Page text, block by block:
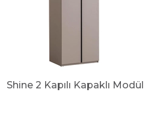
Shine 2 Kapılı Kapaklı Modül